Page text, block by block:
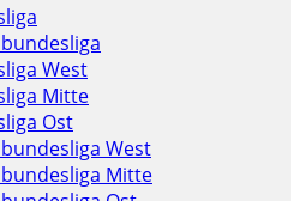
West
Mitte
Ost
West
Mitte